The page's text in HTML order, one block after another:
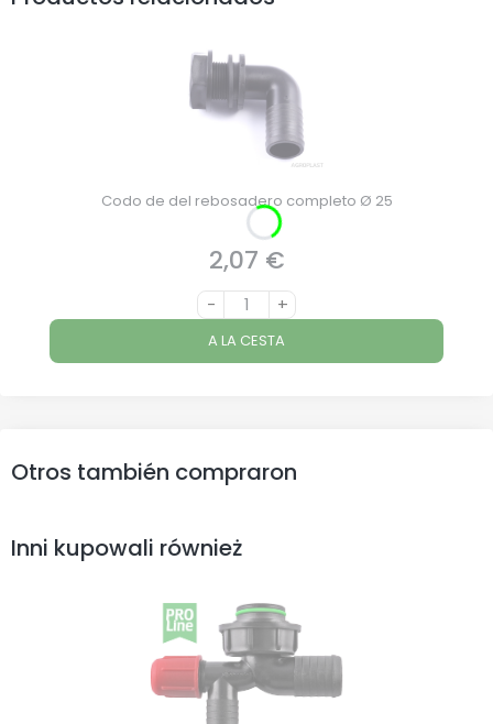
Codo de del rebosadero completo Ø 25
Precio
2,07 €
- +
A LA CESTA
Otros también compraron
Inni kupowali również